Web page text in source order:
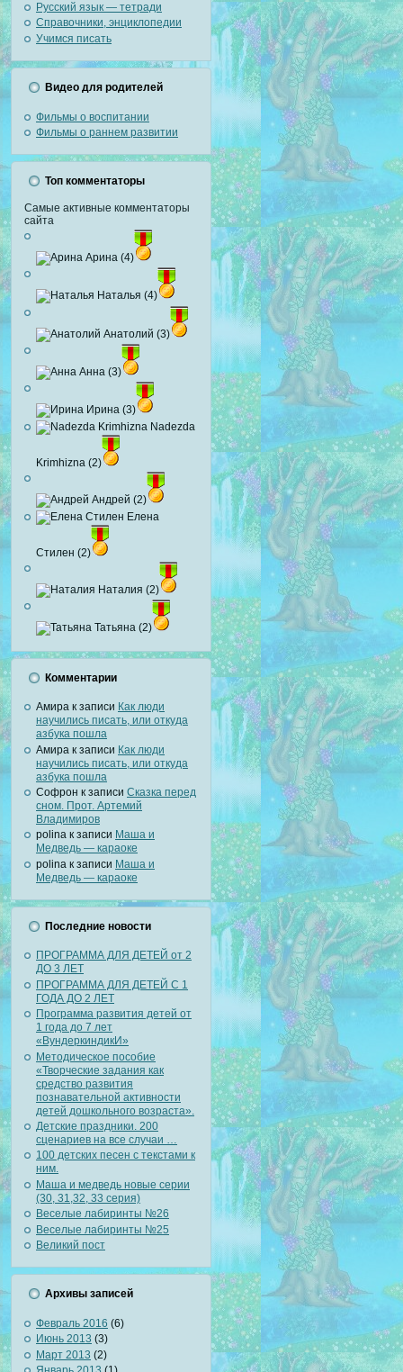
Русский язык — тетради
Справочники, энциклопедии
Учимся писать
Видео для родителей
Фильмы о воспитании
Фильмы о раннем развитии
Топ комментаторы
Самые активные комментаторы
сайта
Арина (4)
Наталья (4)
Анатолий (3)
Анна (3)
Ирина (3)
Nadezda
Krimhizna (2)
Андрей (2)
Елена
Стилен (2)
Наталия (2)
Татьяна (2)
Комментарии
Амира к записи Как люди
научились писать, или откуда
азбука пошла
Амира к записи Как люди
научились писать, или откуда
азбука пошла
Софрон к записи Сказка перед
сном. Прот. Артемий
Владимиров
polina к записи Маша и
Медведь — караоке
polina к записи Маша и
Медведь — караоке
Последние новости
ПРОГРАММА ДЛЯ ДЕТЕЙ от 2
ДО 3 ЛЕТ
ПРОГРАММА ДЛЯ ДЕТЕЙ С 1
ГОДА ДО 2 ЛЕТ
Программа развития детей от
1 года до 7 лет
«ВундеркиндикИ»
Методическое пособие
«Творческие задания как
средство развития
познавательной активности
детей дошкольного возраста».
Детские праздники. 200
сценариев на все случаи …
100 детских песен с текстами к
ним.
Маша и медведь новые серии
(30, 31,32, 33 серия)
Веселые лабиринты №26
Веселые лабиринты №25
Великий пост
Архивы записей
Февраль 2016 (6)
Июнь 2013 (3)
Март 2013 (2)